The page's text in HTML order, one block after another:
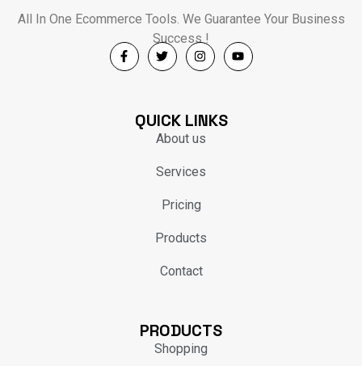
All In One Ecommerce Tools. We Guarantee Your Business
Success !
QUICK LINKS
About us
Services
Pricing
Products
Contact
PRODUCTS
Shopping